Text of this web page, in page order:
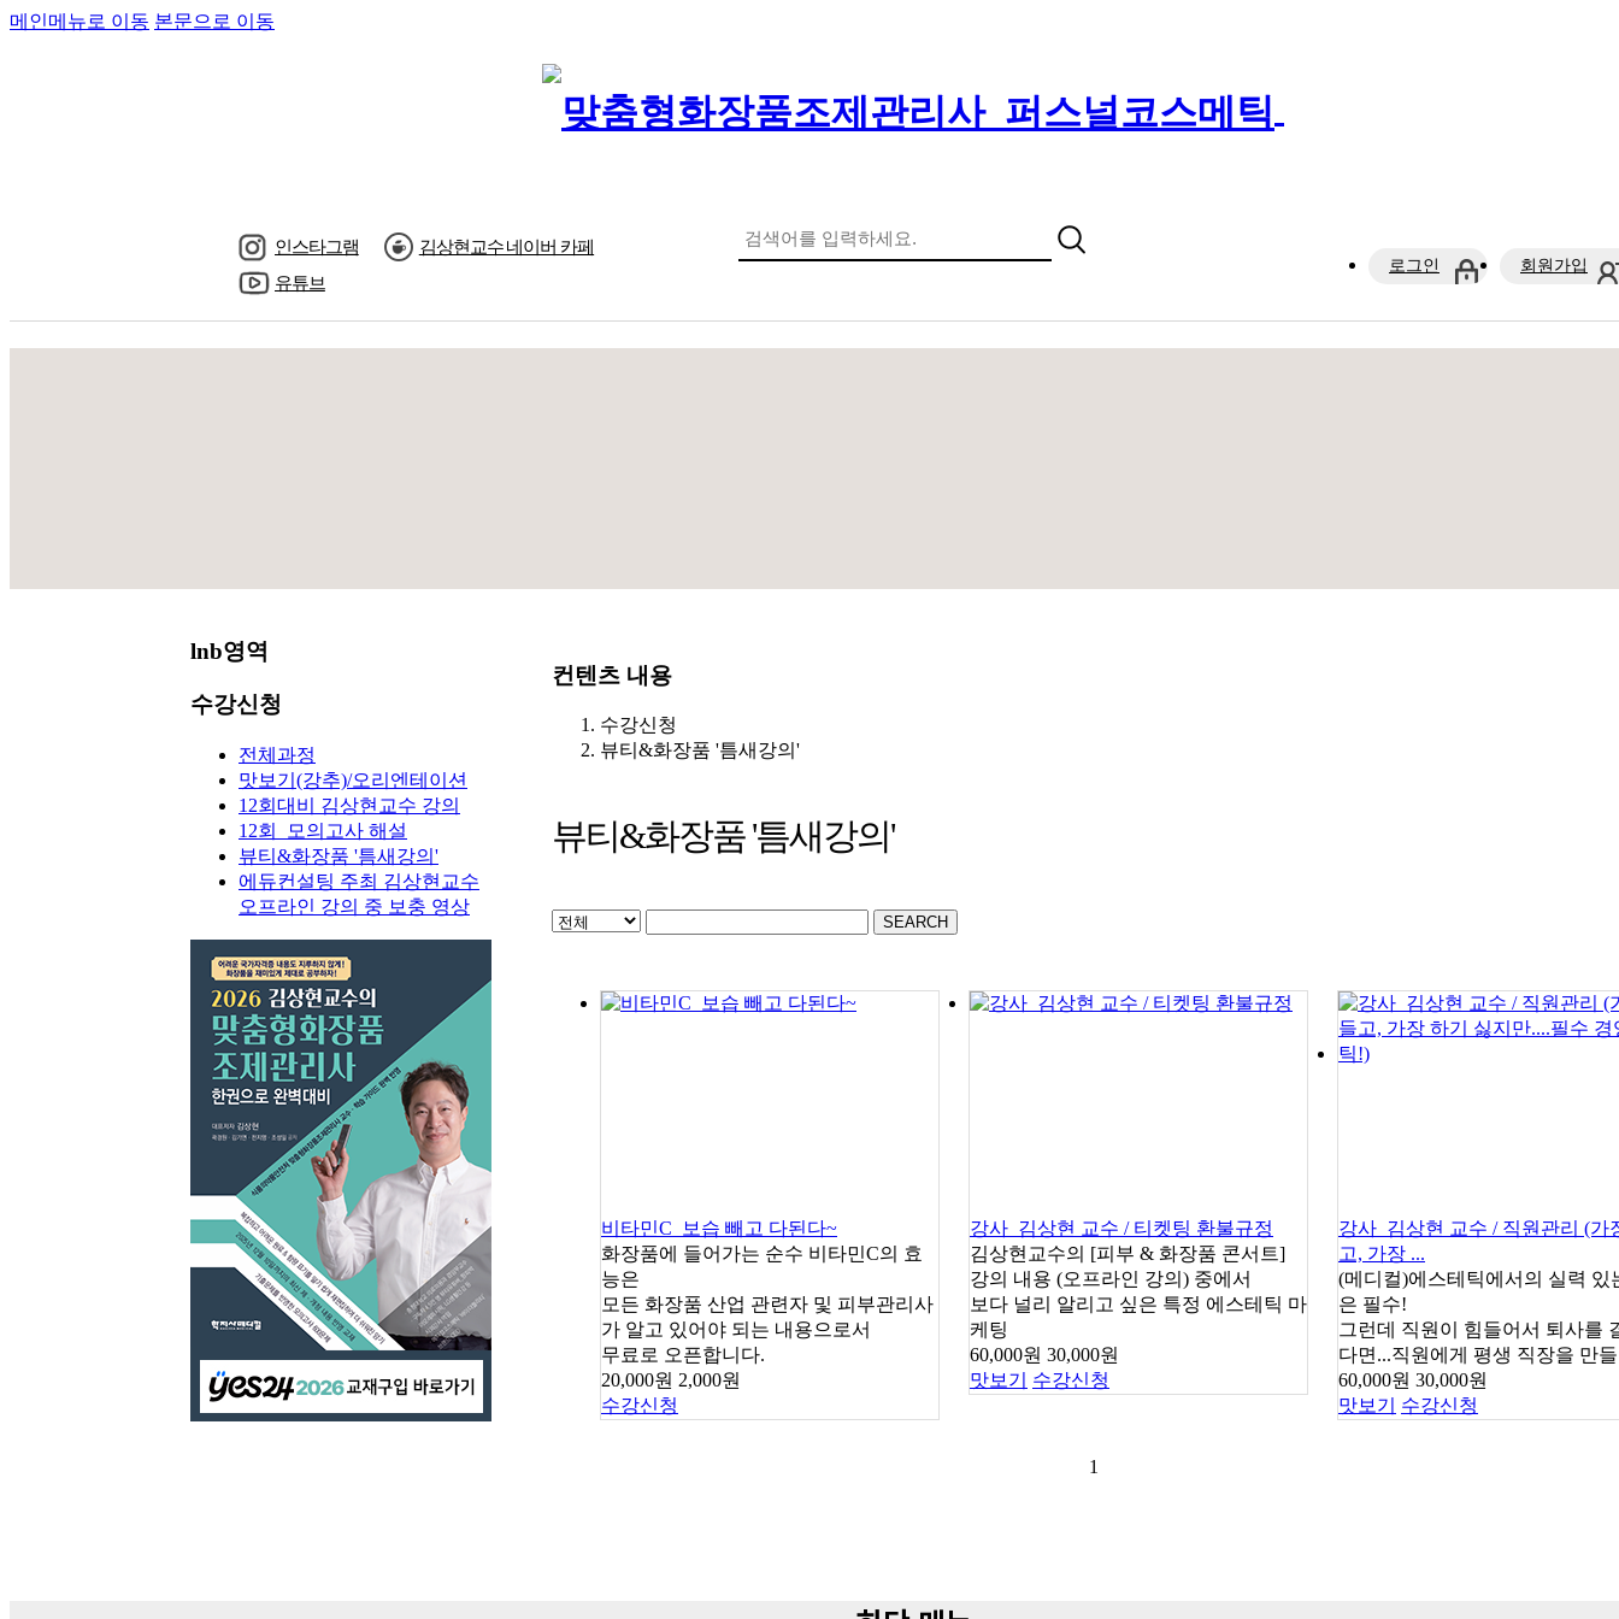
메인메뉴로 이동 본문으로 이동
인스타그램
김상현교수 네이버 카페
유튜브
로그인 회원가입
lnb영역
수강신청
전체과정
맛보기(강추)/오리엔테이션
12회대비 김상현교수 강의
12회_모의고사 해설
뷰티&화장품 '틈새강의'
에듀컨설팅 주최 김상현교수
오프라인 강의 중 보충 영상
컨텐츠 내용
수강신청
뷰티&화장품 '틈새강의'
뷰티&화장품 '틈새강의'
비타민C_보습 빼고 다된다~
화장품에 들어가는 순수 비타민C의 효
능은
모든 화장품 산업 관련자 및 피부관리사
가 알고 있어야 되는 내용으로서
무료로 오픈합니다.
20,000원 2,000원
수강신청
강사_김상현 교수 / 티켓팅 환불규정
김상현교수의 [피부 & 화장품 콘서트]
강의 내용 (오프라인 강의) 중에서
보다 널리 알리고 싶은 특정 에스테틱 마
케팅
60,000원 30,000원
맛보기
수강신청
강사_김상현 교수 / 직원관리 (가
고, 가장 ...
(메디컬)에스테틱에서의 실력 있
은 필수!
그런데 직원이 힘들어서 퇴사를
다면...직원에게 평생 직장을 만
60,000원 30,000원
맛보기
수강신청
1